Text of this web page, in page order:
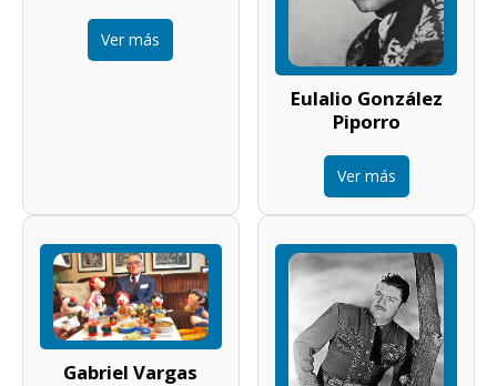
Ver más
Eulalio González
Piporro
Ver más
Gabriel Vargas